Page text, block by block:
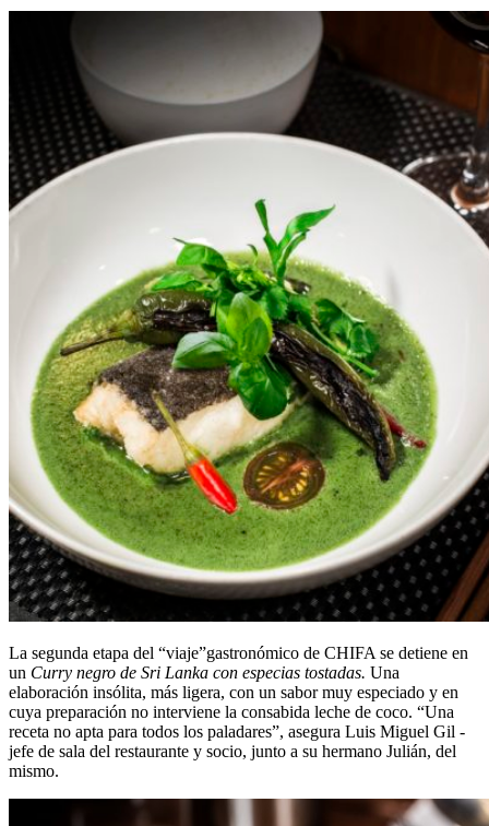
La segunda etapa del “viaje”gastronómico de CHIFA se detiene en
un Curry negro de Sri Lanka con especias tostadas. Una
elaboración insólita, más ligera, con un sabor muy especiado y en
cuya preparación no interviene la consabida leche de coco. “Una
receta no apta para todos los paladares”, asegura Luis Miguel Gil -
jefe de sala del restaurante y socio, junto a su hermano Julián, del
mismo.